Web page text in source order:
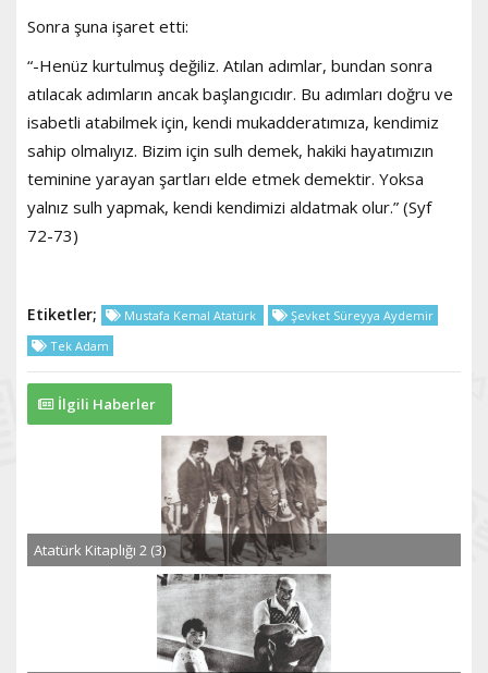
Sonra şuna işaret etti:
“-Henüz kurtulmuş değiliz. Atılan adımlar, bundan sonra
atılacak adımların ancak başlangıcıdır. Bu adımları doğru ve
isabetli atabilmek için, kendi mukadderatımıza, kendimiz
sahip olmalıyız. Bizim için sulh demek, hakiki hayatımızın
teminine yarayan şartları elde etmek demektir. Yoksa
yalnız sulh yapmak, kendi kendimizi aldatmak olur.” (Syf
72-73)
Etiketler; Mustafa Kemal Atatürk
Şevket Süreyya Aydemir
Tek Adam
İlgili Haberler
Atatürk Kitaplığı 2 (3)